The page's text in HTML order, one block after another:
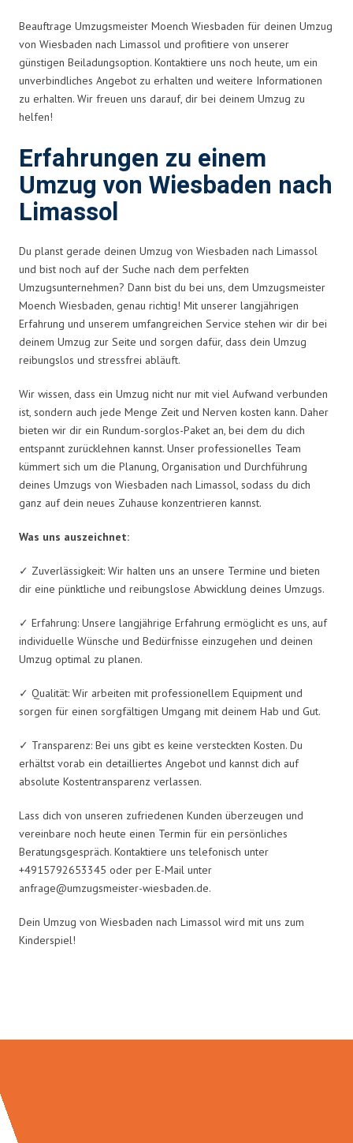
Beauftrage Umzugsmeister Moench Wiesbaden für deinen Umzug
von Wiesbaden nach Limassol und profitiere von unserer
günstigen Beiladungsoption. Kontaktiere uns noch heute, um ein
unverbindliches Angebot zu erhalten und weitere Informationen
zu erhalten. Wir freuen uns darauf, dir bei deinem Umzug zu
helfen!
Erfahrungen zu einem
Umzug von Wiesbaden nach
Limassol
Du planst gerade deinen Umzug von Wiesbaden nach Limassol
und bist noch auf der Suche nach dem perfekten
Umzugsunternehmen? Dann bist du bei uns, dem Umzugsmeister
Moench Wiesbaden, genau richtig! Mit unserer langjährigen
Erfahrung und unserem umfangreichen Service stehen wir dir bei
deinem Umzug zur Seite und sorgen dafür, dass dein Umzug
reibungslos und stressfrei abläuft.
Wir wissen, dass ein Umzug nicht nur mit viel Aufwand verbunden
ist, sondern auch jede Menge Zeit und Nerven kosten kann. Daher
bieten wir dir ein Rundum-sorglos-Paket an, bei dem du dich
entspannt zurücklehnen kannst. Unser professionelles Team
kümmert sich um die Planung, Organisation und Durchführung
deines Umzugs von Wiesbaden nach Limassol, sodass du dich
ganz auf dein neues Zuhause konzentrieren kannst.
Was uns auszeichnet:
✓ Zuverlässigkeit: Wir halten uns an unsere Termine und bieten
dir eine pünktliche und reibungslose Abwicklung deines Umzugs.
✓ Erfahrung: Unsere langjährige Erfahrung ermöglicht es uns, auf
individuelle Wünsche und Bedürfnisse einzugehen und deinen
Umzug optimal zu planen.
✓ Qualität: Wir arbeiten mit professionellem Equipment und
sorgen für einen sorgfältigen Umgang mit deinem Hab und Gut.
✓ Transparenz: Bei uns gibt es keine versteckten Kosten. Du
erhältst vorab ein detailliertes Angebot und kannst dich auf
absolute Kostentransparenz verlassen.
Lass dich von unseren zufriedenen Kunden überzeugen und
vereinbare noch heute einen Termin für ein persönliches
Beratungsgespräch. Kontaktiere uns telefonisch unter
+4915792653345 oder per E-Mail unter
anfrage@umzugsmeister-wiesbaden.de.
Dein Umzug von Wiesbaden nach Limassol wird mit uns zum
Kinderspiel!